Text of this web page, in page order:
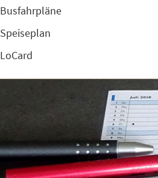
Busfahrpläne
Speiseplan
LoCard